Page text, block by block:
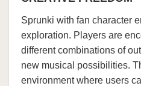
Sprunki with fan character
exploration. Players are
different combinations of
new musical possibilities.
environment where users